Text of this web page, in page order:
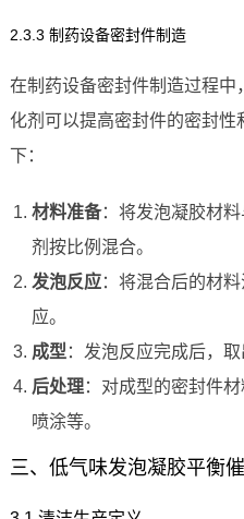
2.3.3 制药设备密封件制造
在制药设备密封件制造过程
化剂可以提高密封件的密封性
下：
材料准备：将发泡凝胶材
剂按比例混合。
发泡反应：将混合后的材
应。
成型 ：发泡反应完成后，
后处理：对成型的密封件材
喷涂等。
三、低气味发泡凝胶平衡